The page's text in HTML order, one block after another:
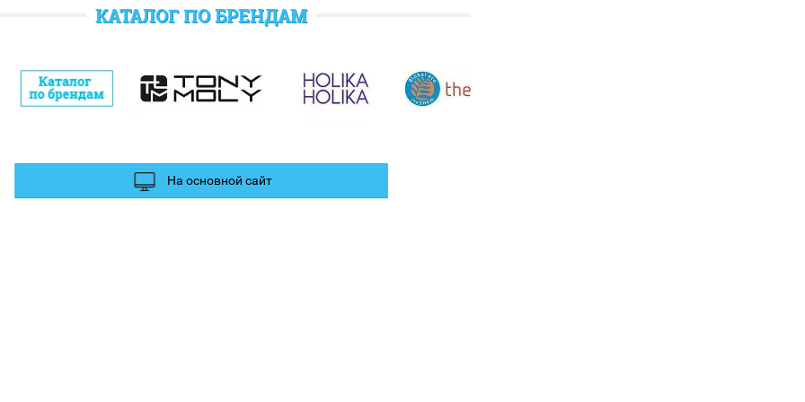
баллы Вы можете получить за отзыв и фотографии в
КАТАЛОГ ПО БРЕНДАМ
На основной сайт